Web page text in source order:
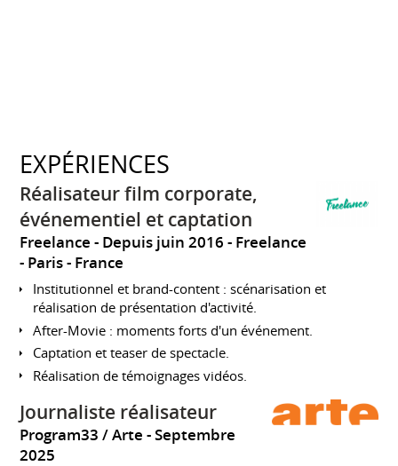
EXPÉRIENCES
Réalisateur film corporate,
événementiel et captation
Freelance Depuis juin 2016 Freelance
Paris
France
Institutionnel et brand-content : scénarisation et
réalisation de présentation d'activité.
After-Movie : moments forts d'un événement.
Captation et teaser de spectacle.
Réalisation de témoignages vidéos.
Journaliste réalisateur
Program33 / Arte
Septembre
2025